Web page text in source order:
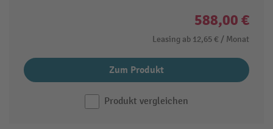
588,00 €
Leasing ab 12,65 € / Monat
Zum Produkt
Produkt vergleichen